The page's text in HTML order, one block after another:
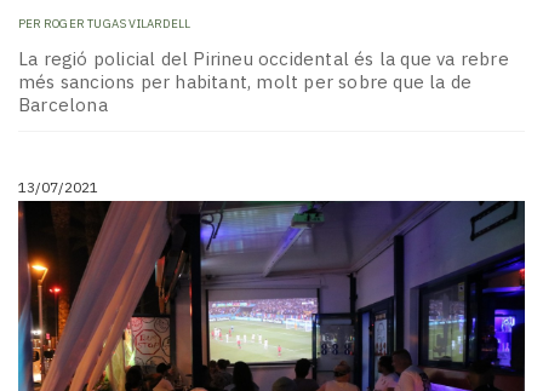
PER ROGER TUGAS VILARDELL
La regió policial del Pirineu occidental és la que va rebre
més sancions per habitant, molt per sobre que la de
Barcelona
13/07/2021